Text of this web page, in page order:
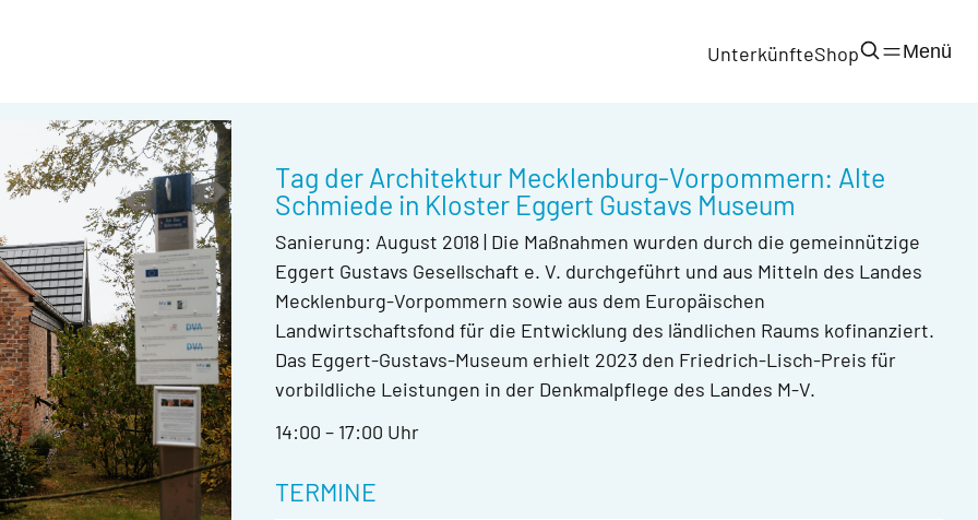
UnterkünfteShop Menü
Tag der Architektur Mecklenburg-Vorpommern: Alte
Schmiede in Kloster Eggert Gustavs Museum
Sanierung: August 2018 | Die Maßnahmen wurden durch die gemeinnützige
Eggert Gustavs Gesellschaft e. V. durchgeführt und aus Mitteln des Landes
Mecklenburg-Vorpommern sowie aus dem Europäischen
Landwirtschaftsfond für die Entwicklung des ländlichen Raums kofinanziert.
Das Eggert-Gustavs-Museum erhielt 2023 den Friedrich-Lisch-Preis für
vorbildliche Leistungen in der Denkmalpflege des Landes M-V.
14:00 – 17:00 Uhr
TERMINE